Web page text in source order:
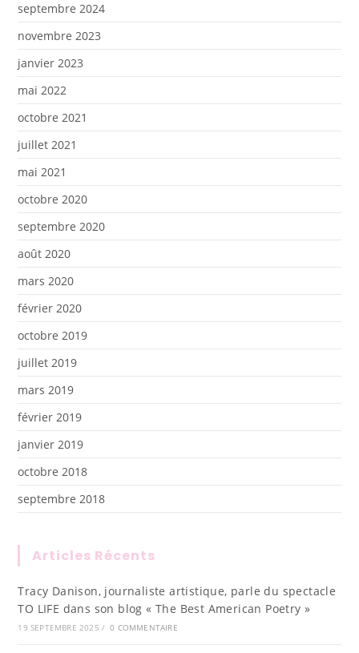
septembre 2024
novembre 2023
janvier 2023
mai 2022
octobre 2021
juillet 2021
mai 2021
octobre 2020
septembre 2020
août 2020
mars 2020
février 2020
octobre 2019
juillet 2019
mars 2019
février 2019
janvier 2019
octobre 2018
septembre 2018
Articles Récents
Tracy Danison, journaliste artistique, parle du spectacle
TO LIFE dans son blog « The Best American Poetry »
19 SEPTEMBRE 2025 / 0 COMMENTAIRE